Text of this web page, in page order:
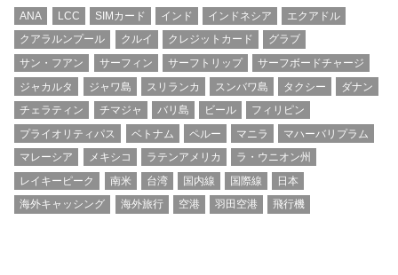
ANA LCC SIMカード インド インドネシア
エクアドル
クアラルンプール
クルイ クレジットカード
グラブ
サン・フアン
サーフィン サーフトリップ
サーフボードチャージ
ジャカルタ
ジャワ島 スリランカ スンバワ島 タクシー
ダナン
チェラティン
チマジャ バリ島 ビール
フィリピン
プライオリティパス
ベトナム ペルー マニラ
マハーバリプラム
マレーシア
メキシコ ラテンアメリカ
ラ・ウニオン州
レイキーピーク
南米 台湾 国内線 国際線
日本
海外キャッシング
海外旅行 空港 羽田空港 飛行機